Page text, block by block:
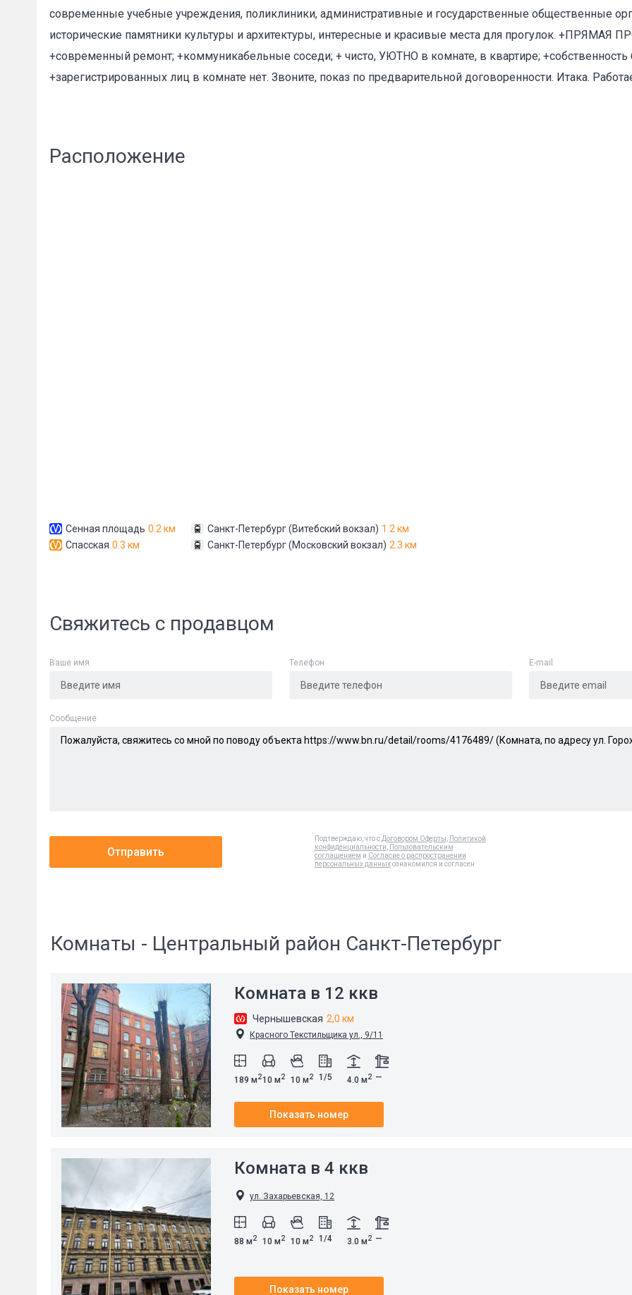
современные учебные учреждения, поликлиники, административные и государственные общественные
исторические памятники культуры и архитектуры, интересные и красивые места для прогулок. +ПРЯМАЯ
+современный ремонт; +коммуникабельные соседи; + чисто, УЮТНО в комнате, в квартире; +собственность
+зарегистрированных лиц в комнате нет. Звоните, показ по предварительной договоренности. Итака.
Расположение
Сенная площадь 0.2 км
Спасская 0.3 км
Санкт-Петербург (Витебский вокзал) 1.2 км
Санкт-Петербург (Московский вокзал) 2.3 км
Свяжитесь с продавцом
Ваше имя Телефон E-mail
Cообщение
Отправить
Подтверждаю, что с Договором Оферты
Политикой
конфиденциальности
Пользовательским
соглашением и Согласие о распространении
персональных данныхознакомился и согласен
Комнаты - Центральный район Санкт-Петербург
Комната в 12 ккв
Чернышевская 2,0 км
Красного Текстильщика ул., 9/11
189 м210 м2 10 м2 1/5 4.0 м2 —
Показать номер
Комната в 4 ккв
ул. Захарьевская, 12
88 м2 10 м2 10 м2 1/4 3.0 м2 —
Показать номер